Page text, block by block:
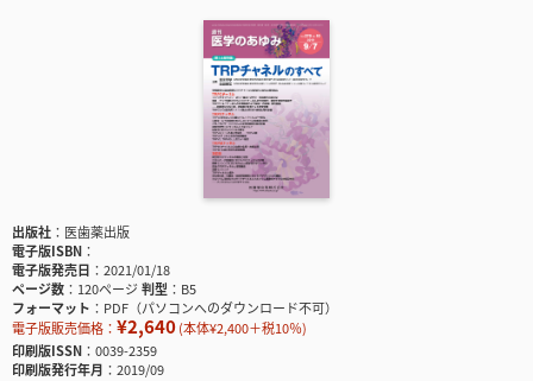
出版社
医歯薬出版
電子版ISBN
電子版発売日
2021/01/18
ページ数
120ページ判型
B5
フォーマット
PDF（パソコンへのダウンロード不可）
電子版販売価格： ¥2,640(本体¥2,400＋税10％)
印刷版ISSN
0039-2359
印刷版発行年月
2019/09